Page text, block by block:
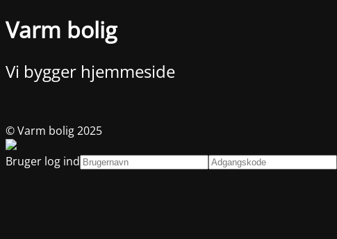
Varm bolig
Vi bygger hjemmeside
© Varm bolig 2025
Bruger log ind